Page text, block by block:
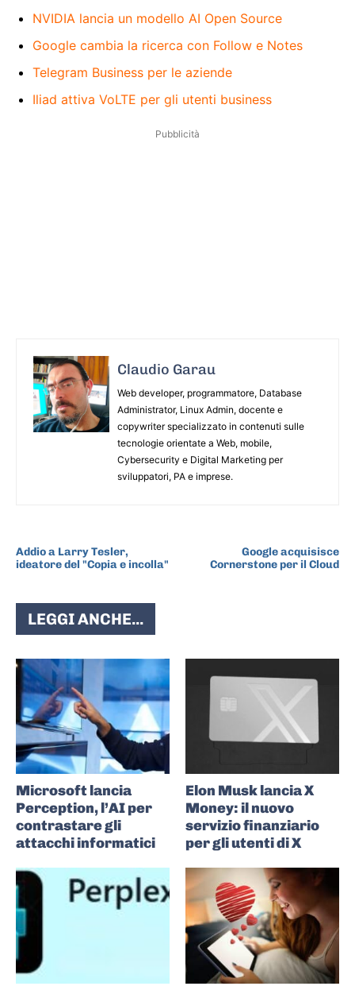
NVIDIA lancia un modello AI Open Source
Google cambia la ricerca con Follow e Notes
Telegram Business per le aziende
Iliad attiva VoLTE per gli utenti business
Pubblicità
Claudio Garau
Web developer, programmatore, Database
Administrator, Linux Admin, docente e
copywriter specializzato in contenuti sulle
tecnologie orientate a Web, mobile,
Cybersecurity e Digital Marketing per
sviluppatori, PA e imprese.
Addio a Larry Tesler,
ideatore del "Copia e incolla"
Google acquisisce
Cornerstone per il Cloud
LEGGI ANCHE...
Microsoft lancia
Perception, l’AI per
contrastare gli
attacchi informatici
Elon Musk lancia X
Money: il nuovo
servizio finanziario
per gli utenti di X